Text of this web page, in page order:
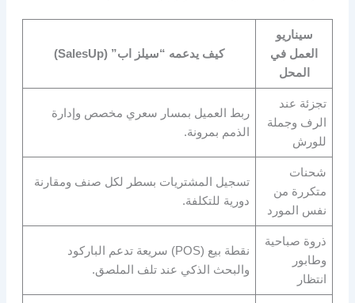
سيناريو
العمل في
المحل
كيف يدعمه “سيلز اب” (SalesUp)
تجزئة عند
الرف وجملة
للورش
ربط العميل بمسار سعري مخصص وإدارة
الذمم بمرونة.
شحنات
متكررة من
نفس المورد
تسجيل المشتريات بسطر لكل صنف ومقارنة
دورية للتكلفة.
ذروة صباحية
وطابور
انتظار
نقطة بيع (POS) سريعة تدعم الباركود
والبحث الذكي عند تلف الملصق.